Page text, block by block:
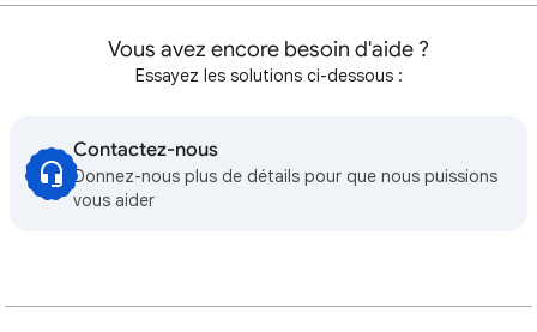
Vous avez encore besoin d'aide ?
Essayez les solutions ci-dessous :
Contactez-nous
Donnez-nous plus de détails pour que nous puissions
vous aider